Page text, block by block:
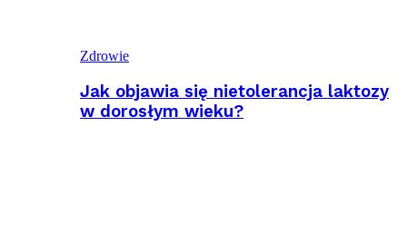
Zdrowie
Jak objawia się nietolerancja laktozy
w dorosłym wieku?